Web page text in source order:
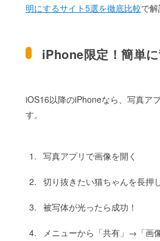
明にするサイト5選を徹底比較で解
iPhone限定！簡単
iOS16以降のiPhoneなら、写真ア
す。
写真アプリで画像を開く
切り抜きたい猫ちゃんを長押
被写体が光ったら成功！
メニューから「共有」→「画